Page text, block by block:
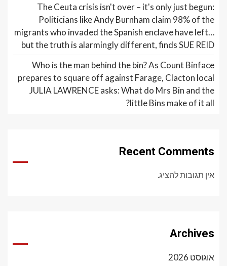
The Ceuta crisis isn't over – it's only just begun:
Politicians like Andy Burnham claim 98% of the
migrants who invaded the Spanish enclave have left…
but the truth is alarmingly different, finds SUE REID
Who is the man behind the bin? As Count Binface
prepares to square off against Farage, Clacton local
JULIA LAWRENCE asks: What do Mrs Bin and the
little Bins make of it all?
Recent Comments
אין תגובות להציג.
Archives
אוגוסט 2026